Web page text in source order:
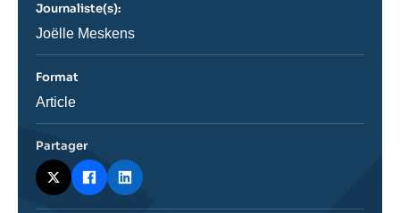
ou
émission
Journaliste(s):
Journaliste
Joëlle Meskens
Format
Catégorie
Article
Partager